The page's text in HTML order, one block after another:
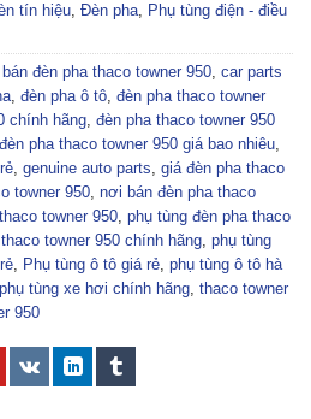
tín hiệu, Đèn pha, Phụ tùng điện - điều
bán đèn pha thaco towner 950, car parts
, đèn pha ô tô, đèn pha thaco towner
chính hãng, đèn pha thaco towner 950
đèn pha thaco towner 950 giá bao nhiêu,
, genuine auto parts, giá đèn pha thaco
towner 950, nơi bán đèn pha thaco
towner 950, phụ tùng đèn pha thaco
towner 950 chính hãng, phụ tùng
, Phụ tùng ô tô giá rẻ, phụ tùng ô tô hà
phụ tùng xe hơi chính hãng, thaco towner
950